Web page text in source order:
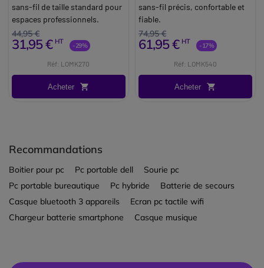
sans-fil de taille standard pour
espaces professionnels.
44,95 €
31,95 € HT -29%
Réf: LOMK270
Acheter
sans-fil précis, confortable et
fiable.
74,95 €
61,95 € HT -17%
Réf: LOMK540
Acheter
Recommandations
Boitier pour pc Pc portable dell
Sourie pc
Pc portable bureautique
Pc hybride
Batterie de secours
Casque bluetooth 3 appareils
Ecran pc tactile wifi
Chargeur batterie smartphone
Casque musique